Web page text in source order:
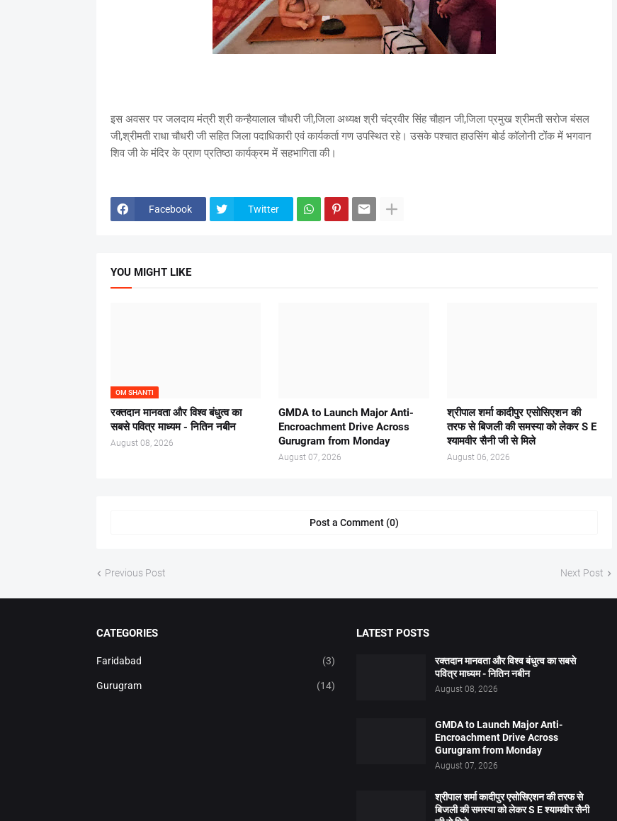
इस अवसर पर जलदाय मंत्री श्री कन्हैयालाल चौधरी जी,जिला अध्यक्ष श्री चंद्रवीर सिंह चौहान जी,जिला प्रमुख श्रीमती सरोज बंसल
जी,श्रीमती राधा चौधरी जी सहित जिला पदाधिकारी एवं कार्यकर्ता गण उपस्थित रहे। उसके पश्चात हाउसिंग बोर्ड कॉलोनी टोंक में भगवान
शिव जी के मंदिर के प्राण प्रतिष्ठा कार्यक्रम में सहभागिता की।
Facebook Twitter
YOU MIGHT LIKE
OM SHANTI
रक्तदान मानवता और विश्व बंधुत्व का
सबसे पवित्र माध्यम - नितिन नबीन
August 08, 2026
GMDA to Launch Major Anti-
Encroachment Drive Across
Gurugram from Monday
August 07, 2026
श्रीपाल शर्मा कादीपुर एसोसिएशन की
तरफ से बिजली की समस्या को लेकर S E
श्यामवीर सैनी जी से मिले
August 06, 2026
Post a Comment (0)
Previous Post Next Post
CATEGORIES
Faridabad (3)
Gurugram (14)
LATEST POSTS
रक्तदान मानवता और विश्व बंधुत्व का सबसे
पवित्र माध्यम - नितिन नबीन
August 08, 2026
GMDA to Launch Major Anti-
Encroachment Drive Across
Gurugram from Monday
August 07, 2026
श्रीपाल शर्मा कादीपुर एसोसिएशन की तरफ से
बिजली की समस्या को लेकर S E श्यामवीर सैनी